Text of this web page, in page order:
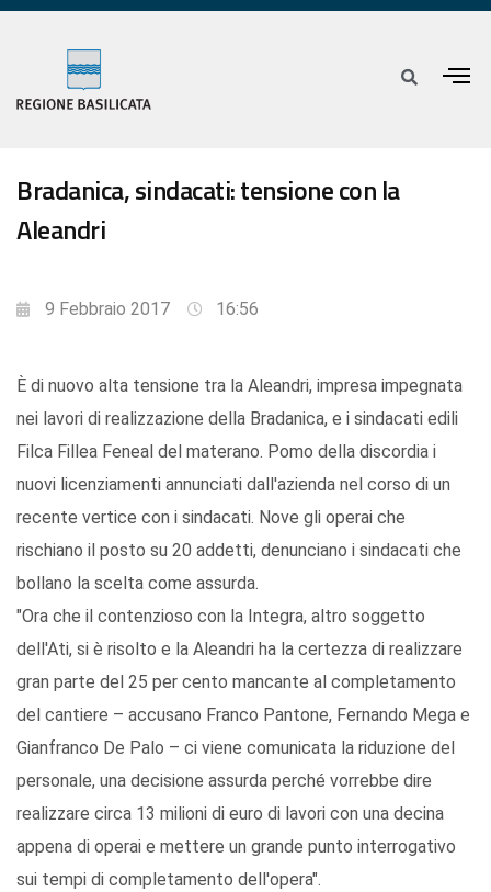
Bradanica, sindacati: tensione con la
Aleandri
9 Febbraio 2017 16:56
È di nuovo alta tensione tra la Aleandri, impresa impegnata
nei lavori di realizzazione della Bradanica, e i sindacati edili
Filca Fillea Feneal del materano. Pomo della discordia i
nuovi licenziamenti annunciati dall'azienda nel corso di un
recente vertice con i sindacati. Nove gli operai che
rischiano il posto su 20 addetti, denunciano i sindacati che
bollano la scelta come assurda.
"Ora che il contenzioso con la Integra, altro soggetto
dell'Ati, si è risolto e la Aleandri ha la certezza di realizzare
gran parte del 25 per cento mancante al completamento
del cantiere – accusano Franco Pantone, Fernando Mega e
Gianfranco De Palo – ci viene comunicata la riduzione del
personale, una decisione assurda perché vorrebbe dire
realizzare circa 13 milioni di euro di lavori con una decina
appena di operai e mettere un grande punto interrogativo
sui tempi di completamento dell'opera".